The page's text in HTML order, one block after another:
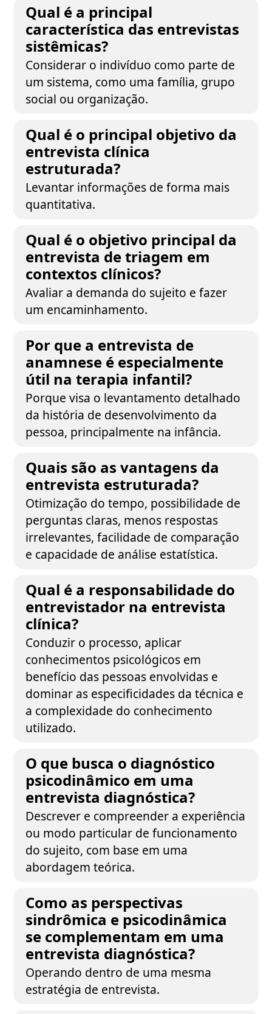
Qual é a principal
característica das entrevistas
sistêmicas?
Considerar o indivíduo como parte de
um sistema, como uma família, grupo
social ou organização.
Qual é o principal objetivo da
entrevista clínica
estruturada?
Levantar informações de forma mais
quantitativa.
Qual é o objetivo principal da
entrevista de triagem em
contextos clínicos?
Avaliar a demanda do sujeito e fazer
um encaminhamento.
Por que a entrevista de
anamnese é especialmente
útil na terapia infantil?
Porque visa o levantamento detalhado
da história de desenvolvimento da
pessoa, principalmente na infância.
Quais são as vantagens da
entrevista estruturada?
Otimização do tempo, possibilidade de
perguntas claras, menos respostas
irrelevantes, facilidade de comparação
e capacidade de análise estatística.
Qual é a responsabilidade do
entrevistador na entrevista
clínica?
Conduzir o processo, aplicar
conhecimentos psicológicos em
benefício das pessoas envolvidas e
dominar as especificidades da técnica e
a complexidade do conhecimento
utilizado.
O que busca o diagnóstico
psicodinâmico em uma
entrevista diagnóstica?
Descrever e compreender a experiência
ou modo particular de funcionamento
do sujeito, com base em uma
abordagem teórica.
Como as perspectivas
sindrômica e psicodinâmica
se complementam em uma
entrevista diagnóstica?
Operando dentro de uma mesma
estratégia de entrevista.